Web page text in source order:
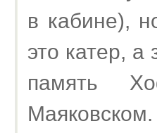
в кабине),
это катер,
память